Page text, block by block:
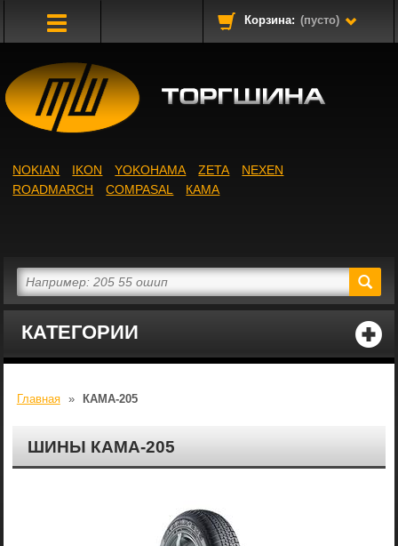
Корзина: (пусто)
КАТЕГОРИИ
NOKIAN IKON YOKOHAMA ZETA
NEXEN
ROADMARCH
COMPASAL КАМА
Главная » КАМА-205
ШИНЫ КАМА-205